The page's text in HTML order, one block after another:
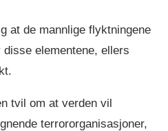
at de mannlige flyktningene
elementene, ellers
tvil om at verden vil
terrororganisasjoner,